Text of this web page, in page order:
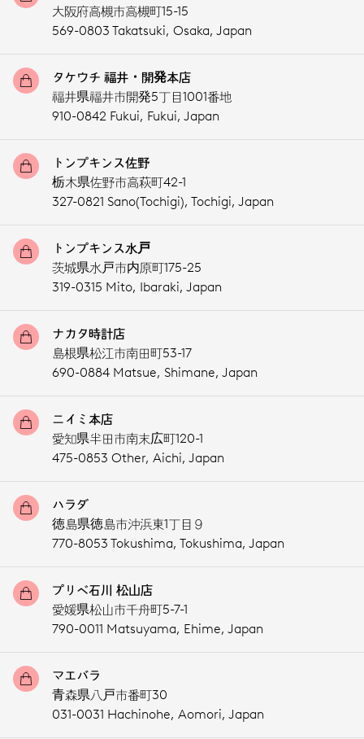
大阪府高槻市高槻町15-15
569-0803 Takatsuki, Osaka, Japan
タケウチ 福井・開発本店
福井県福井市開発5丁目1001番地
910-0842 Fukui, Fukui, Japan
トンプキンス佐野
栃木県佐野市高萩町42-1
327-0821 Sano(Tochigi), Tochigi, Japan
トンプキンス水戸
茨城県水戸市内原町175-25
319-0315 Mito, Ibaraki, Japan
ナカタ時計店
島根県松江市南田町53-17
690-0884 Matsue, Shimane, Japan
ニイミ本店
愛知県半田市南末広町120-1
475-0853 Other, Aichi, Japan
ハラダ
徳島県徳島市沖浜東1丁目９
770-8053 Tokushima, Tokushima, Japan
プリベ石川 松山店
愛媛県松山市千舟町5-7-1
790-0011 Matsuyama, Ehime, Japan
マエバラ
青森県八戸市番町30
031-0031 Hachinohe, Aomori, Japan